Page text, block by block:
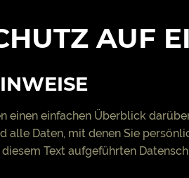
AUF
einen einfachen Überblick
alle Daten, mit denen Sie
Text aufgeführten